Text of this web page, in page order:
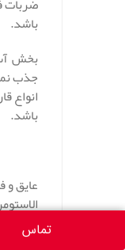
ضربات
باشد.
بخش
جذب
انواع
باشد.
عایق و
دادنتماس